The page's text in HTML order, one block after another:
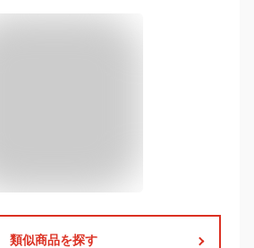
類似商品を探す